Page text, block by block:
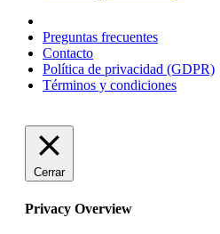
Preguntas frecuentes
Contacto
Política de privacidad (GDPR)
Términos y condiciones
Cerrar
Privacy Overview